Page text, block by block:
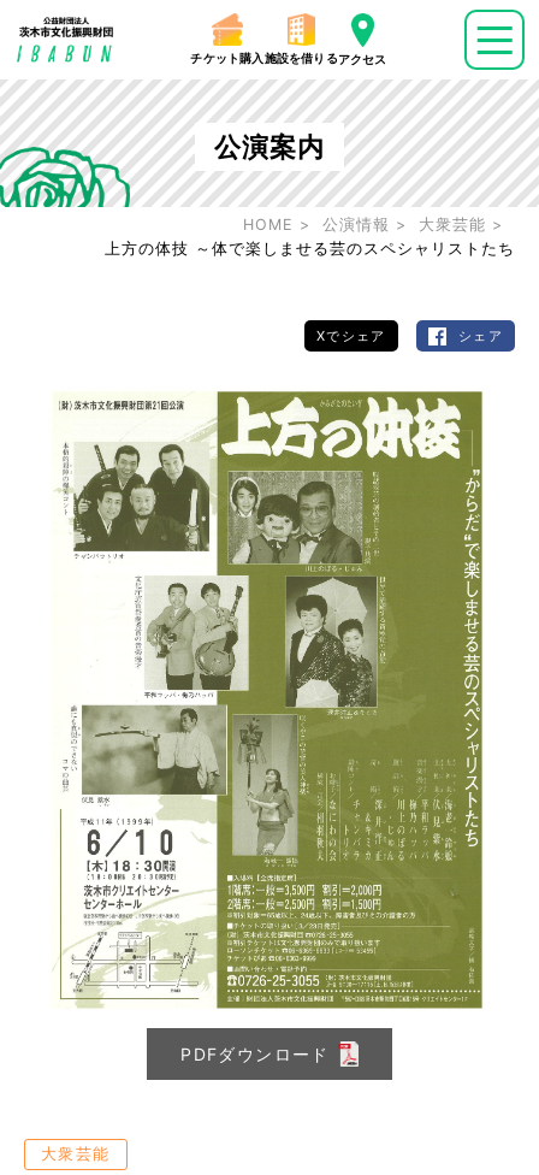
チケット購入 施設を借りるアクセス
公演案内
HOME 公演情報
大衆芸能
上方の体技 ～体で楽しませる芸のスペシャリストたち
Xでシェア シェア
PDFダウンロード
大衆芸能